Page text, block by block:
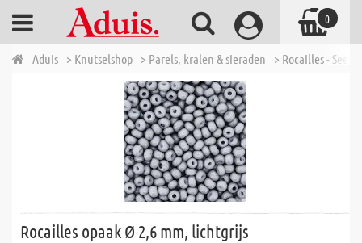
Aduis > Knutselshop > Parels, kralen & sieraden > Rocailles - Seed
Rocailles opaak Ø 2,6 mm, lichtgrijs
0